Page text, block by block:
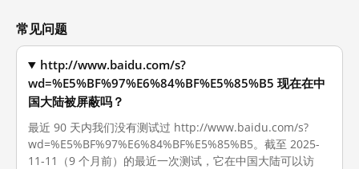
常见问题
http://www.baidu.com/s?
wd=%E5%BF%97%E6%84%BF%E5%85%B5 现在在中
国大陆被屏蔽吗？
最近 90 天内我们没有测试过 http://www.baidu.com/s?
wd=%E5%BF%97%E6%84%BF%E5%85%B5。截至 2025-
11-11（9 个月前）的最近一次测试，它在中国大陆可以访